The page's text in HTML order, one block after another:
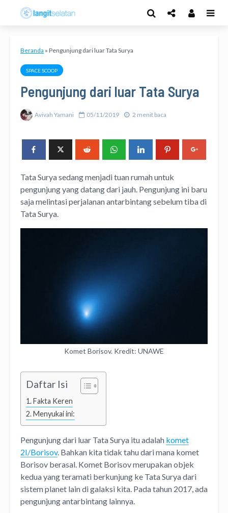
Beranda » Pengunjung dari luar Tata Surya
SPACE SCOOP
Pengunjung dari luar Tata Surya
Avivah Yamani 05/11/2019 2 menit baca
Tata Surya sedang menjadi tuan rumah untuk
pengunjung yang datang dari jauh. Pengunjung ini baru
saja melintasi perjalanan antarbintang sebelum tiba di
Tata Surya.
Komet Borisov. Kredit: UNAWE
Daftar Isi
Fakta Keren
Menyukai ini:
Pengunjung dari luar Tata Surya itu adalah komet
2I/Borisov. Bahkan kita tidak tahu dari mana komet
Borisov berasal. Komet Borisov merupakan objek
kedua yang teramati berkunjung ke Tata Surya dari
sistem planet lain di galaksi kita. Pada tahun 2017, ada
pengunjung antarbintang lainnya.